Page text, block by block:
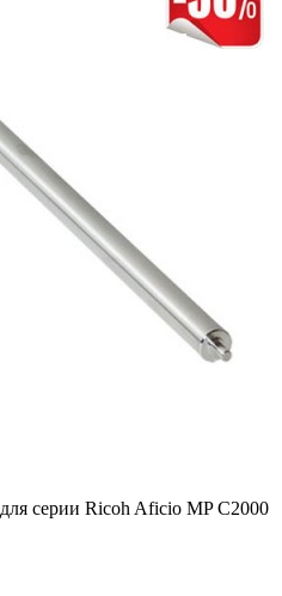
для серии Ricoh Aficio MP C2000